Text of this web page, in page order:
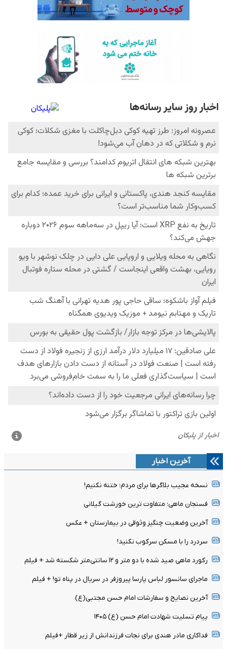
آخرین اخبار
نسخه عجیب بلاگرها برای مردم؛ ختنه نکنیم!
فسنجان ماهی؛ متفاوت ترین خورشت گیلانی
آخرین وضعیت چنگیز وثوقی در بیمارستان + عکس
سردرد را با مسکن سرکوب نکنید!
رکورد ماهی صید شده با دو متر و ۱۲ سانتی‌متر شکسته شد + فیلم
ماجرای سانسور لباس پارسا پیروزفر در سریال در پناه تو! + فیلم
آخرین نصایح و سفارشات امام حسن مجتبی(ع)
پیام تسلیت شهادت امام حسن (ع) ۱۴۰۵
فداکاری مادر هندی برای نجات فرزندانش از زیر قطار +فیلم